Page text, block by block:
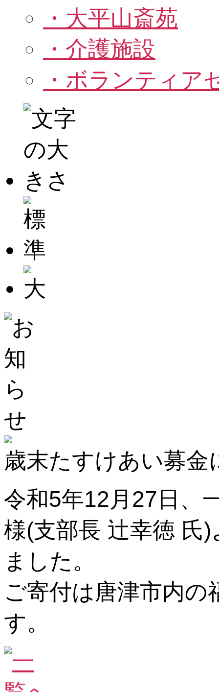
・大平山斎苑
・介護施設
・ボランティア
歳末たすけあい募
令和5年12月27日、
様(支部長 辻幸徳 氏
ました。
ご寄付は唐津市内
す。